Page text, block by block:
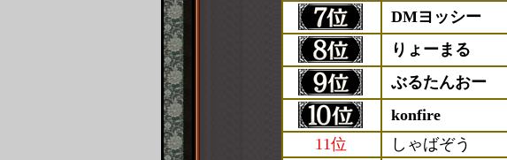
DMヨッシー
りょーまる
ぶるたんおー
konfire
11位
しゃばぞう